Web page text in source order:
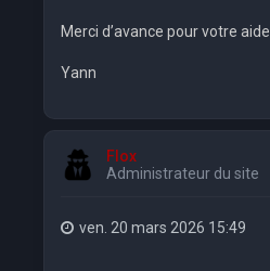
Merci d’avance pour votre aide.
Yann
Flox
Administrateur du site
ven. 20 mars 2026 15:49